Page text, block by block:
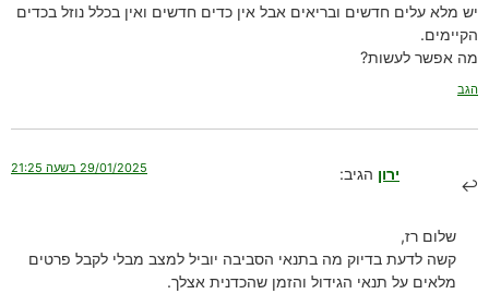
יש מלא עלים חדשים ובריאים אבל אין כדים חדשים ואין בכלל נוזל בכדים
הקיימים.
מה אפשר לעשות?
הגב
ירון הגיב: 29/01/2025 בשעה 21:25
שלום רז,
קשה לדעת בדיוק מה בתנאי הסביבה יוביל למצב מבלי לקבל פרטים
מלאים על תנאי הגידול והזמן שהכדנית אצלך.